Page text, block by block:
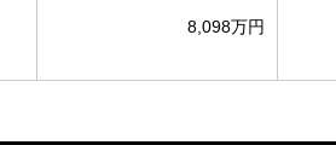
8,098万円